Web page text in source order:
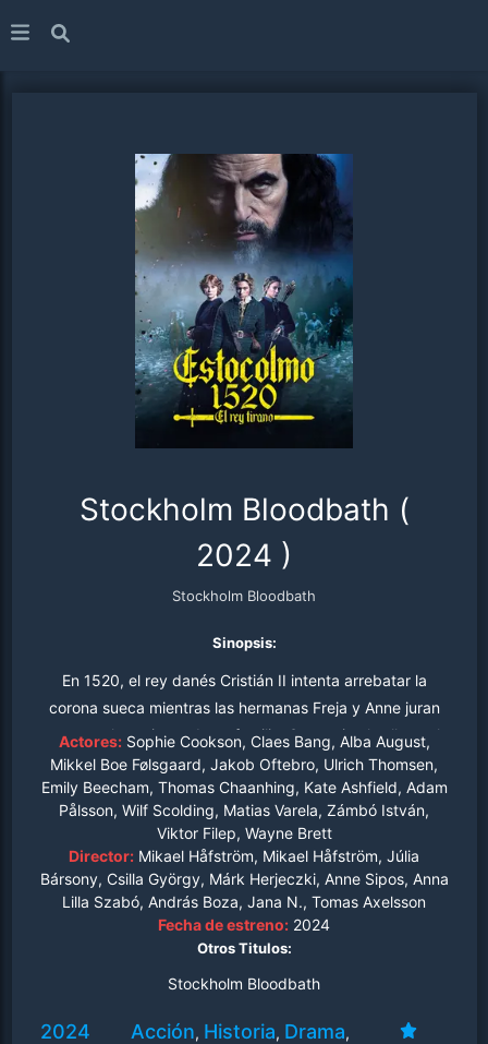
Stockholm Bloodbath (
2024 )
Stockholm Bloodbath
Sinopsis:
En 1520, el rey danés Cristián II intenta arrebatar la
corona sueca mientras las hermanas Freja y Anne juran
vengar el asesinato de su familia. Su camino las lleva al
centro de una sangrienta lucha política entre Suecia y
Dinamarca que culminará en el brutal Baño de Sangre de
Estocolmo.
Actores: Sophie Cookson, Claes Bang, Alba August,
Mikkel Boe Følsgaard, Jakob Oftebro, Ulrich Thomsen,
Emily Beecham, Thomas Chaanhing, Kate Ashfield, Adam
Pålsson, Wilf Scolding, Matias Varela, Zámbó István,
Viktor Filep, Wayne Brett
Director: Mikael Håfström, Mikael Håfström, Júlia
Bársony, Csilla György, Márk Herjeczki, Anne Sipos, Anna
Lilla Szabó, András Boza, Jana N., Tomas Axelsson
Fecha de estreno: 2024
Otros Titulos:
Stockholm Bloodbath
2024 Acción, Historia, Drama,